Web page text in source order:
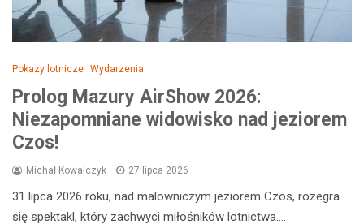
Pokazy lotnicze Wydarzenia
Prolog Mazury AirShow 2026:
Niezapomniane widowisko nad jeziorem
Czos!
Michał Kowalczyk 27 lipca 2026
31 lipca 2026 roku, nad malowniczym jeziorem Czos, rozegra
się spektakl, który zachwyci miłośników lotnictwa.…